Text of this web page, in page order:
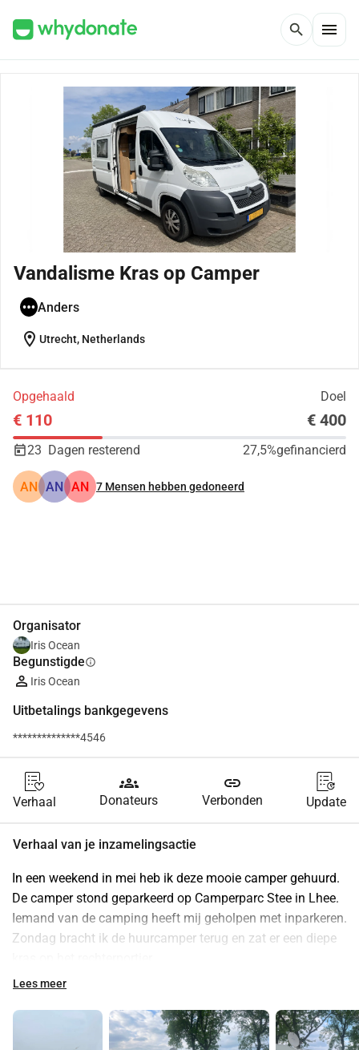
search menu
Vandalisme Kras op Camper
Anders
location_on Utrecht, Netherlands
Opgehaald Doel
€ 110 € 400
23 Dagen resterend 27,5%gefinancierd
AN AN AN 7 Mensen hebben gedoneerd
Organisator
Iris Ocean
Begunstigdeinfo
Iris Ocean
Uitbetalings bankgegevens
**************4546
Verhaal
groups
Donateurs
link
Verbonden Update
Verhaal van je inzamelingsactie
In een weekend in mei heb ik deze mooie camper gehuurd.
De camper stond geparkeerd op Camperparc Stee in Lhee.
Iemand van de camping heeft mij geholpen met inparkeren.
Zondag bracht ik de huurcamper terug en zat er een diepe
De garage heeft de schade vastgesteld op €907,50
Het eigen risico bij de camperverhuur bedraagt €400,-
Lees meer